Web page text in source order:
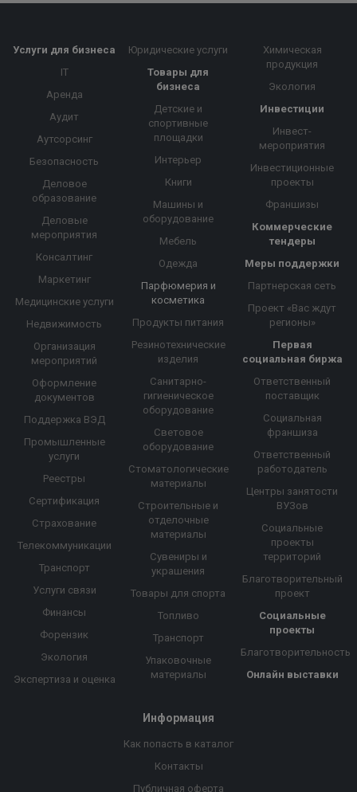
Услуги для бизнеса
IT
Аренда
Аудит
Аутсорсинг
Безопасность
Деловое
образование
Деловые
мероприятия
Консалтинг
Маркетинг
Медицинские услуги
Недвижимость
Организация
мероприятий
Оформление
документов
Поддержка ВЭД
Промышленные
услуги
Реестры
Сертификация
Страхование
Телекоммуникации
Транспорт
Услуги связи
Финансы
Форензик
Экология
Экспертиза и оценка
Юридические услуги
Товары для
бизнеса
Детские и
спортивные
площадки
Интерьер
Книги
Машины и
оборудование
Мебель
Одежда
Парфюмерия и
косметика
Продукты питания
Резинотехнические
изделия
Санитарно-
гигиеническое
оборудование
Световое
оборудование
Стоматологические
материалы
Строительные и
отделочные
материалы
Сувениры и
украшения
Товары для спорта
Топливо
Транспорт
Упаковочные
материалы
Химическая
продукция
Экология
Инвестиции
Инвест-
мероприятия
Инвестиционные
проекты
Франшизы
Коммерческие
тендеры
Меры поддержки
Партнерская сеть
Проект «Вас ждут
регионы»
Первая
социальная биржа
Ответственный
поставщик
Социальная
франшиза
Ответственный
работодатель
Центры занятости
ВУЗов
Социальные
проекты
территорий
Благотворительный
проект
Социальные
проекты
Благотворительность
Онлайн выставки
Информация
Как попасть в каталог
Контакты
Публичная оферта